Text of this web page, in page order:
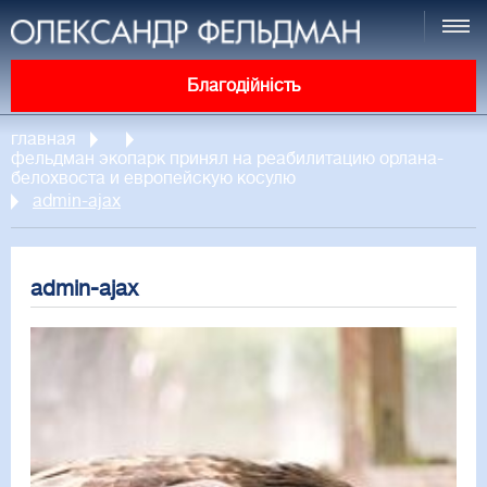
Благодійність
главная
фельдман экопарк принял на реабилитацию орлана-
белохвоста и европейскую косулю
admin-ajax
admin-ajax